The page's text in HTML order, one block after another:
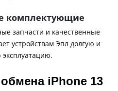
комплектующие
запчасти и качественные
устройствам Эпл долгую и
iPhone 13